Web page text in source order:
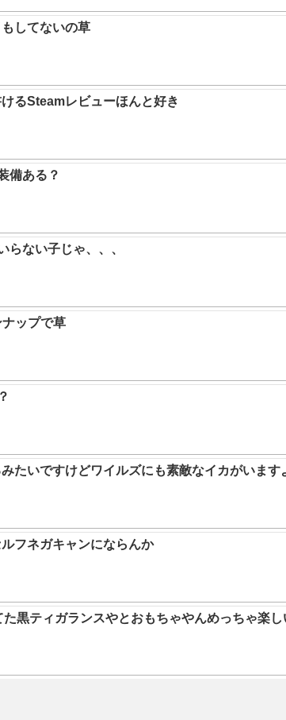
してないの草
るSteamレビューほんと好き
備ある？
らない子じゃ、、、
ップで草
たいですけどワイルズにも素敵なイカがいます
フネガキャンにならんか
黒ティガランスやとおもちゃやんめっちゃ楽し